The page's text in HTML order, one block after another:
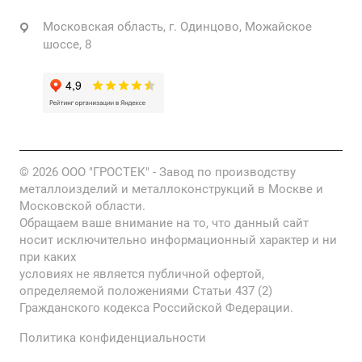
Московская область, г. Одинцово, Можайское
шоссе, 8
© 2026 ООО "ГРОСТЕК" - Завод по производству
металлоизделий и металлоконструкций в Москве и
Московской области.
Обращаем ваше внимание на то, что данный сайт
носит исключительно информационный характер и ни
при каких
условиях не является публичной офертой,
определяемой положениями Статьи 437 (2)
Гражданского кодекса Российской Федерации.
Политика конфиденциальности